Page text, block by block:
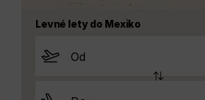
Levné lety do Mexiko